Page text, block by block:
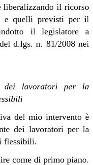
liberalizzando il ricorso
e quelli previsti per il
il legislatore a
d.lgs. n. 81/2008 nei
dei lavoratori per la
del mio intervento è
dei lavoratori per la
flessibili.
come di primo piano.